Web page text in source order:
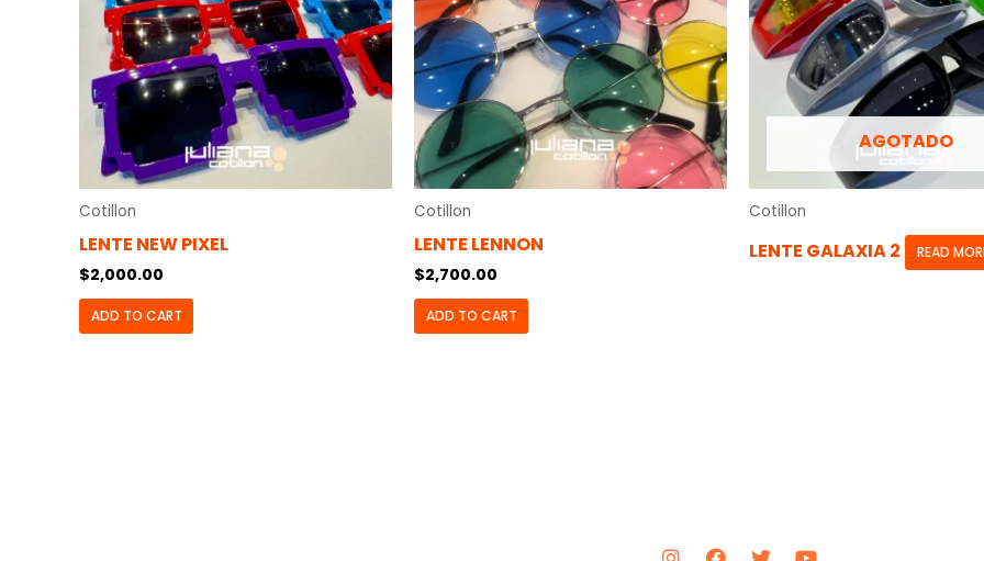
Cotillon
LENTE NEW PIXEL
$2,000.00
ADD TO CART
Cotillon
LENTE LENNON
$2,700.00
ADD TO CART
AGOTADO
Cotillon
LENTE GALAXIA 2 READ